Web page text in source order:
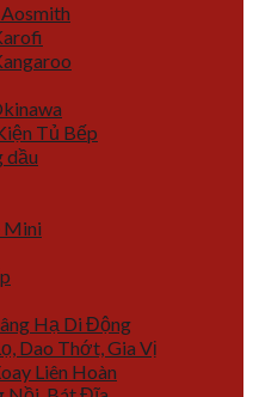
Tủ Bếp
dầu
Mini
Hạ Di Động
Dao Thớt, Gia Vị
Liên Hoàn